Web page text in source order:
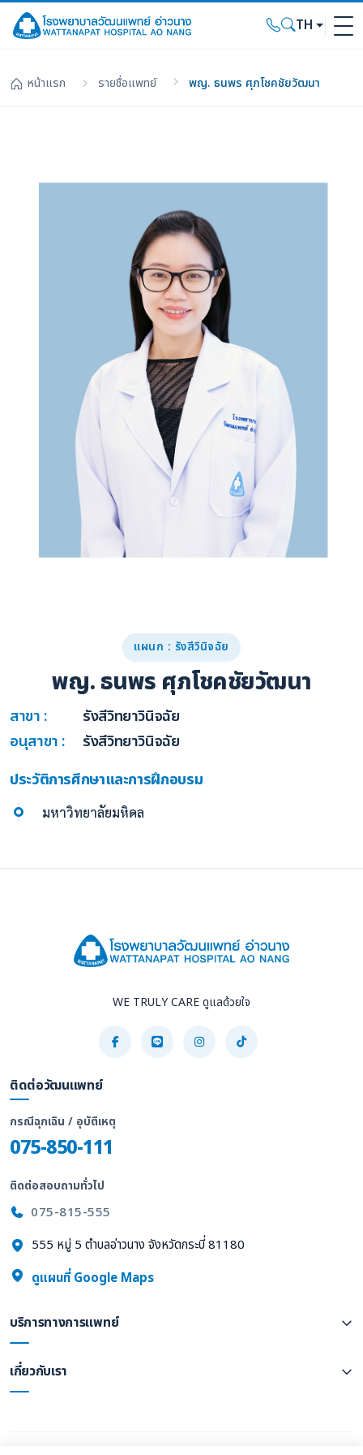
TH
หน้าแรก รายชื่อแพทย์ พญ. ธนพร ศุภโชคชัยวัฒนา
แผนก : รังสีวินิจฉัย
พญ. ธนพร ศุภโชคชัยวัฒนา
สาขา :
รังสีวิทยาวินิจฉัย
อนุสาขา :
รังสีวิทยาวินิจฉัย
ประวัติการศึกษาและการฝึกอบรม
มหาวิทยาลัยมหิดล
WE TRULY CARE ดูแลด้วยใจ
ติดต่อวัฒนแพทย์
กรณีฉุกเฉิน / อุบัติเหตุ
075-850-111
ติดต่อสอบถามทั่วไป
075-815-555
555 หมู่ 5 ตำบลอ่าวนาง จังหวัดกระบี่ 81180
ดูแผนที่ Google Maps
บริการทางการแพทย์
เกี่ยวกับเรา